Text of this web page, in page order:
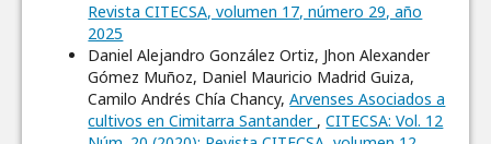
Revista CITECSA, volumen 17, número 29, año
2025
Daniel Alejandro González Ortiz, Jhon Alexander
Gómez Muñoz, Daniel Mauricio Madrid Guiza,
Camilo Andrés Chía Chancy,Arvenses Asociados a
cultivos en Cimitarra Santander ,CITECSA: Vol. 12